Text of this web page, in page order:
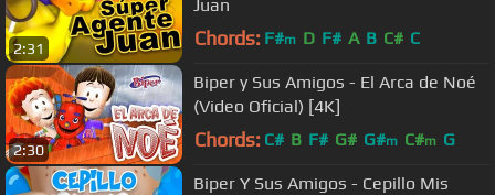
2:31
Juan
Chords: F#m D F# A B C# C
2:30
Biper y Sus Amigos - El Arca de Noé
(Video Oficial) [4K]
Chords: C# B F# G# G#m C#m G
Biper Y Sus Amigos - Cepillo Mis